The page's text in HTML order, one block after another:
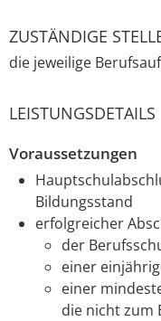
ZUSTÄNDIGE
die jeweilige
LEISTUNGSDETAILS
Voraussetzungen
Bildungsstand
erfolgreicher
der
einer
einer
die nicht zum